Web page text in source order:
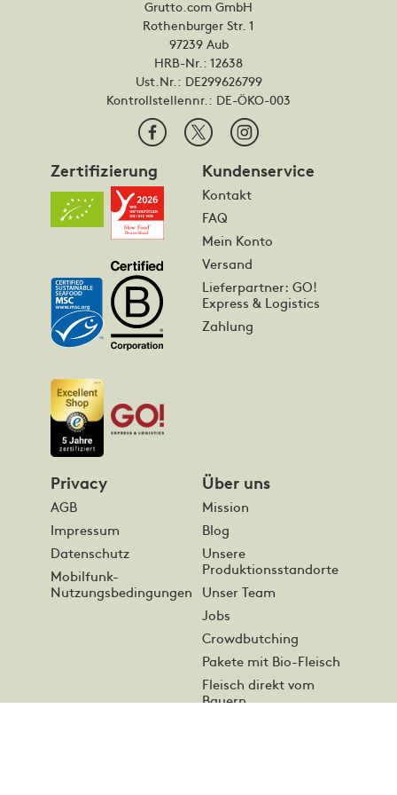
Grutto.com GmbH
Rothenburger Str. 1
97239 Aub
HRB-Nr.: 12638
Ust.Nr.: DE299626799
Kontrollstellennr.: DE-ÖKO-003
Zertifizierung
Kundenservice
Kontakt
FAQ
Mein Konto
Versand
Lieferpartner: GO!
Express & Logistics
Zahlung
Privacy
AGB
Impressum
Datenschutz
Mobilfunk-
Nutzungsbedingungen
Über uns
Mission
Blog
Unsere
Produktionsstandorte
Unser Team
Jobs
Crowdbutching
Pakete mit Bio-Fleisch
Fleisch direkt vom
Bauern